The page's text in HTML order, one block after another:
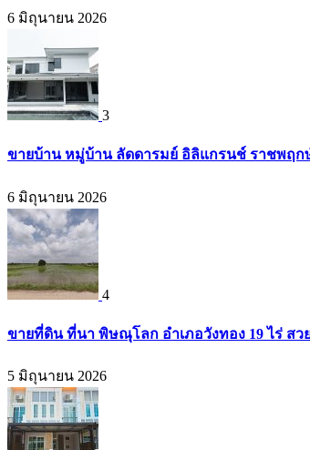
6 มิถุนายน 2026
3
ขายบ้าน หมู่บ้าน ลัดดารมย์ อิลิแกรนช์ ราชพฤกษ์
6 มิถุนายน 2026
4
ขายที่ดิน ที่นา พิษณุโลก อำเภอวังทอง 19 ไร่ สว
5 มิถุนายน 2026